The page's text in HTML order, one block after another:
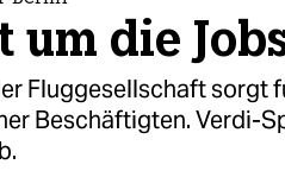
um die
Fluggesellschaft sorgt
Beschäftigten. Verdi-